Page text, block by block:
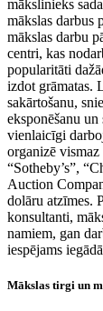
mākslinieks
mākslas darbus
mākslas darbu
centri, kas
popularitāti
izdot grāmatas.
sakārtošanu,
eksponēšanu
vienlaicīgi
organizē
“Sotheby’s”,
Auction
dolāru atzīmes.
konsultanti,
namiem, gan
iespējams
Mākslas tirgi un